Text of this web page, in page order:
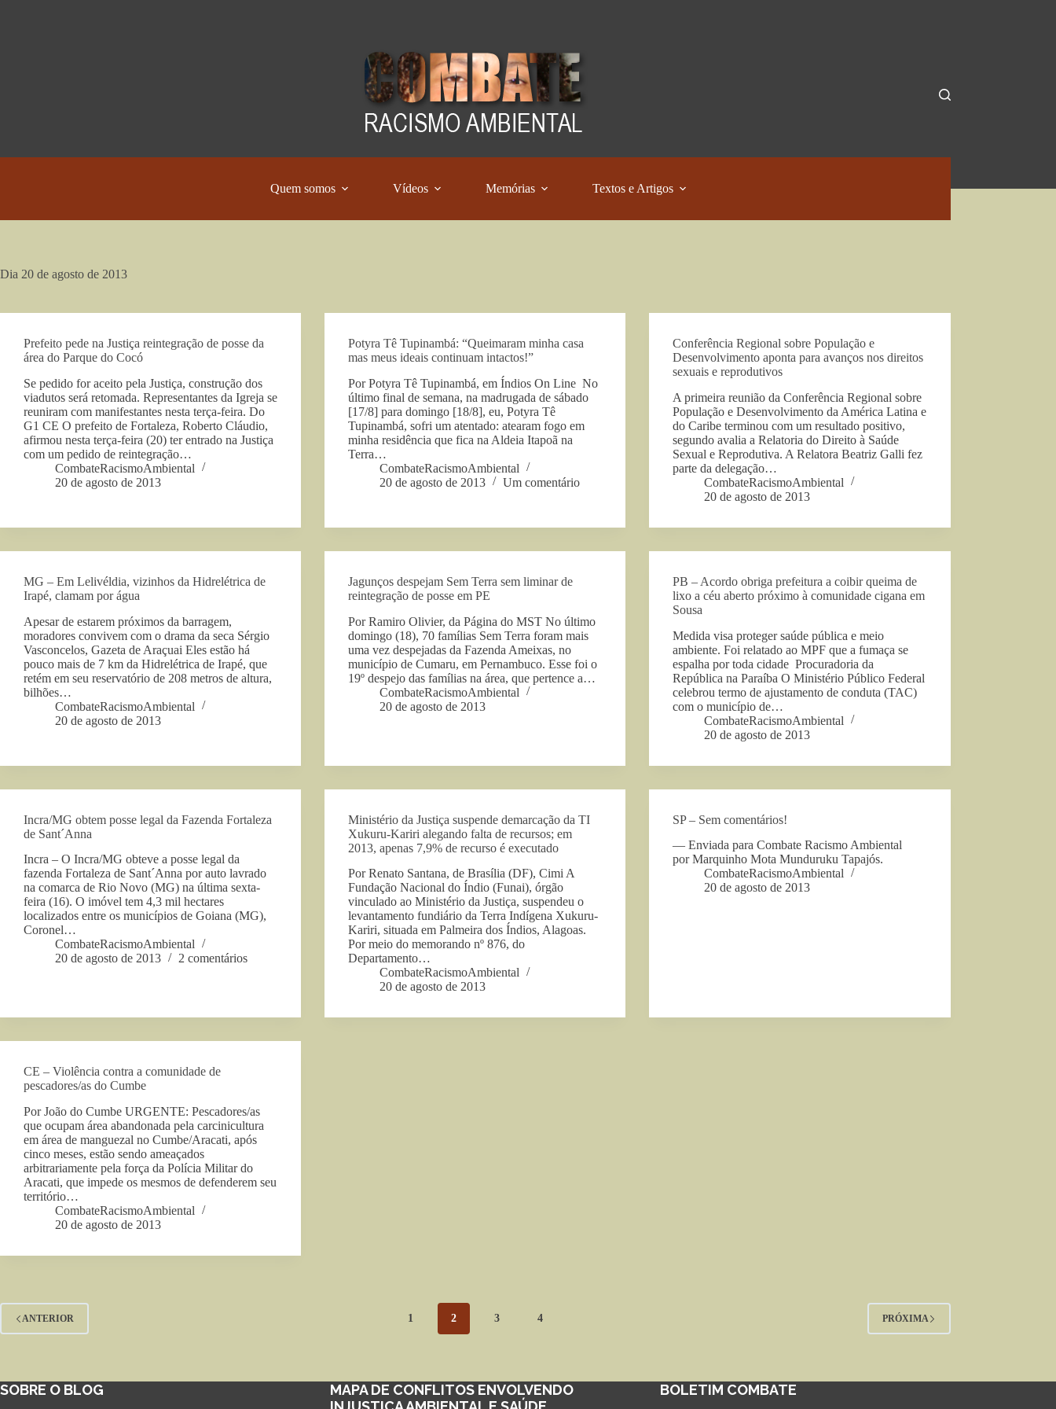
Quem somos Vídeos Memórias Textos e Artigos
Dia 20 de agosto de 2013
Prefeito pede na Justiça reintegração de posse da
área do Parque do Cocó
Se pedido for aceito pela Justiça, construção dos
viadutos será retomada. Representantes da Igreja se
reuniram com manifestantes nesta terça-feira. Do
G1 CE O prefeito de Fortaleza, Roberto Cláudio,
afirmou nesta terça-feira (20) ter entrado na Justiça
com um pedido de reintegração…
CombateRacismoAmbiental
20 de agosto de 2013
Potyra Tê Tupinambá: “Queimaram minha casa
mas meus ideais continuam intactos!”
Por Potyra Tê Tupinambá, em Índios On Line No
último final de semana, na madrugada de sábado
[17/8] para domingo [18/8], eu, Potyra Tê
Tupinambá, sofri um atentado: atearam fogo em
minha residência que fica na Aldeia Itapoã na
Terra…
CombateRacismoAmbiental
20 de agosto de 2013
Um comentário
Conferência Regional sobre População e
Desenvolvimento aponta para avanços nos direitos
sexuais e reprodutivos
A primeira reunião da Conferência Regional sobre
População e Desenvolvimento da América Latina e
do Caribe terminou com um resultado positivo,
segundo avalia a Relatoria do Direito à Saúde
Sexual e Reprodutiva. A Relatora Beatriz Galli fez
parte da delegação…
CombateRacismoAmbiental
20 de agosto de 2013
MG – Em Lelivéldia, vizinhos da Hidrelétrica de
Irapé, clamam por água
Apesar de estarem próximos da barragem,
moradores convivem com o drama da seca Sérgio
Vasconcelos, Gazeta de Araçuai Eles estão há
pouco mais de 7 km da Hidrelétrica de Irapé, que
retém em seu reservatório de 208 metros de altura,
bilhões…
CombateRacismoAmbiental
20 de agosto de 2013
Jagunços despejam Sem Terra sem liminar de
reintegração de posse em PE
Por Ramiro Olivier, da Página do MST No último
domingo (18), 70 famílias Sem Terra foram mais
uma vez despejadas da Fazenda Ameixas, no
município de Cumaru, em Pernambuco. Esse foi o
19º despejo das famílias na área, que pertence a…
CombateRacismoAmbiental
20 de agosto de 2013
PB – Acordo obriga prefeitura a coibir queima de
lixo a céu aberto próximo à comunidade cigana em
Sousa
Medida visa proteger saúde pública e meio
ambiente. Foi relatado ao MPF que a fumaça se
espalha por toda cidade Procuradoria da
República na Paraíba O Ministério Público Federal
celebrou termo de ajustamento de conduta (TAC)
com o município de…
CombateRacismoAmbiental
20 de agosto de 2013
Incra/MG obtem posse legal da Fazenda Fortaleza
de Sant´Anna
Incra – O Incra/MG obteve a posse legal da
fazenda Fortaleza de Sant´Anna por auto lavrado
na comarca de Rio Novo (MG) na última sexta-
feira (16). O imóvel tem 4,3 mil hectares
localizados entre os municípios de Goiana (MG),
Coronel…
CombateRacismoAmbiental
20 de agosto de 2013
2 comentários
Ministério da Justiça suspende demarcação da TI
Xukuru-Kariri alegando falta de recursos; em
2013, apenas 7,9% de recurso é executado
Por Renato Santana, de Brasília (DF), Cimi A
Fundação Nacional do Índio (Funai), órgão
vinculado ao Ministério da Justiça, suspendeu o
levantamento fundiário da Terra Indígena Xukuru-
Kariri, situada em Palmeira dos Índios, Alagoas.
Por meio do memorando nº 876, do
Departamento…
CombateRacismoAmbiental
20 de agosto de 2013
SP – Sem comentários!
— Enviada para Combate Racismo Ambiental
por Marquinho Mota Munduruku Tapajós.
CombateRacismoAmbiental
20 de agosto de 2013
CE – Violência contra a comunidade de
pescadores/as do Cumbe
Por João do Cumbe URGENTE: Pescadores/as
que ocupam área abandonada pela carcinicultura
em área de manguezal no Cumbe/Aracati, após
cinco meses, estão sendo ameaçados
arbitrariamente pela força da Polícia Militar do
Aracati, que impede os mesmos de defenderem seu
território…
CombateRacismoAmbiental
20 de agosto de 2013
ANTERIOR 1 2 3 4 PRÓXIMA
SOBRE O BLOG
MAPA DE CONFLITOS ENVOLVENDO
BOLETIM COMBATE